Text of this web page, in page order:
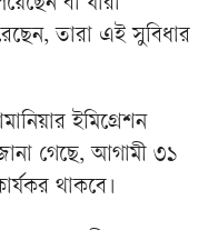
বা যারা
তারা এই সুবিধার
ইমিগ্রেশন
জানা গেছে, আগামী ৩১
থাকবে।